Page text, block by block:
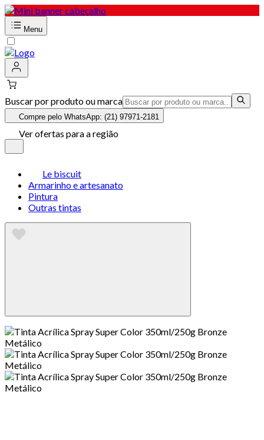
Menu
Buscar por produto ou marca
Compre pelo WhatsApp: (21) 97971-2181
Ver ofertas para a região
Le biscuit
Armarinho e artesanato
Pintura
Outras tintas